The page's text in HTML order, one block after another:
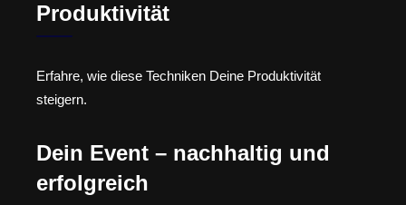
Produktivität
Erfahre, wie diese Techniken Deine Produktivität
steigern.
Dein Event – nachhaltig und
erfolgreich